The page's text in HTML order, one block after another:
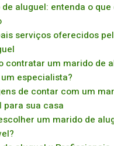
aluguel: entenda o que
serviços oferecidos
contratar um marido de
especialista?
de contar com um
para sua casa
um marido de